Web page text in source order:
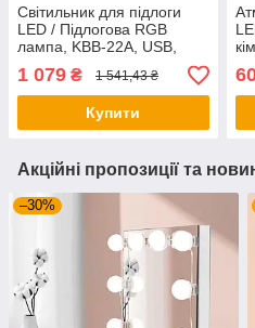
Світильник для підлоги
LED / Підлогова RGB
лампа, KBB-22A, USB,
Чорний / 2шт Підлогова
лампа торшер RGB +
пульт
1 079 ₴ 1 541,43 ₴
Купити
Акційні пропозиції та
–30%